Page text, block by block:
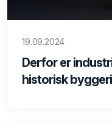
19.09.2024
Derfor er
historisk byggeri